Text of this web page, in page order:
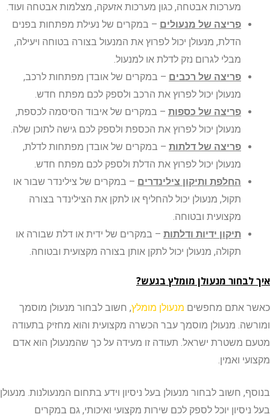
מערכות אבטחה, כגון מערכות אזעקה, מצלמות אבטחה ועוד.
פריצה של מנעולים– במקרים של נעילת מפתחות בפנים
הדלת, מנעולן יכול לפרוץ את המנעול בצורה בטוחה ויעילה,
מבלי לגרום נזק לדלת או למנעול.
פריצה של רכבים– במקרים של אובדן מפתחות לרכב,
מנעולן יכול לפרוץ את הרכב ולספק לכם מפתח חדש.
פריצה של כספות– במקרים של איבוד הסיסמה לכספת,
מנעולן יכול לפרוץ את הכספת ולספק לכם גישה לתוכן שלה.
פריצה של דלתות– במקרים של אובדן מפתחות לדלת,
מנעולן יכול לפרוץ את הדלת ולספק לכם מפתח חדש.
החלפת ותיקון צילינדרים– במקרים של צילינדר שבור או
תקול, מנעולן יכול להחליף או לתקן את הצילינדר בצורה
מקצועית ובטוחה.
תיקון ידיות ודלתות– במקרים של ידית או דלת שבורה או
תקולה, מנעולן יכול לתקן אותן בצורה מקצועית ובטוחה.
מנעולן מומלץ בגעש?
אתם מחפשיםמנעולן מומלץ, חשוב לבחור מנעולן מוסמך
מנעולן מוסמך עבר הכשרה מקצועית והוא מחזיק בתעודה
משטרת ישראל. תעודה זו מעידה על כך שהמנעולן הוא אדם
ואמין.
חשוב לבחור מנעולן בעל ניסיון וידע בתחום המנעולנות. מנעולן
יוכל לספק לכם שירות מקצועי ואיכותי, גם במקרים